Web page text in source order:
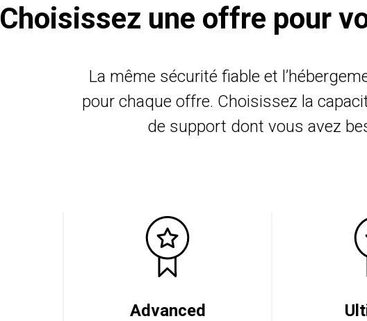
Choisissez une offre pour
La même sécurité fiable et
pour chaque offre. Choisissez la
de support dont vous avez
Advanced